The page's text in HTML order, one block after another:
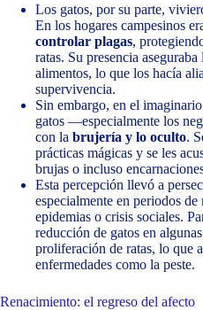
Los gatos, por su parte,
En los hogares campesinos
controlar plagas,
ratas. Su presencia
alimentos, lo que los hacía
supervivencia.
Sin embargo, en el
gatos —especialmente los
con la brujería y lo oculto.
prácticas mágicas y se les
brujas o incluso
Esta percepción llevó a
especialmente en periodos
epidemias o crisis sociales.
reducción de gatos en
proliferación de ratas, lo que
enfermedades como la peste.
Renacimiento: el regreso del afecto